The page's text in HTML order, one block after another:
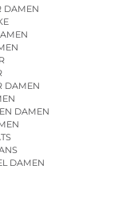
DAMEN
DAMEN
DAMEN
DAMEN